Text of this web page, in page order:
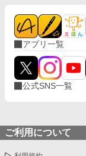
アプリ一覧
公式SNS一覧
ご利用について